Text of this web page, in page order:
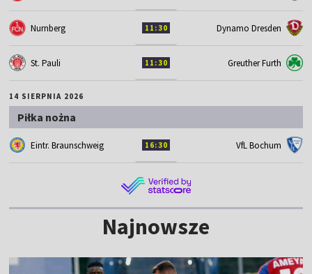
Nurnberg 11:30 Dynamo Dresden
St. Pauli 11:30 Greuther Furth
14 SIERPNIA 2026
Piłka nożna
Eintr. Braunschweig 16:30 VfL Bochum
Najnowsze